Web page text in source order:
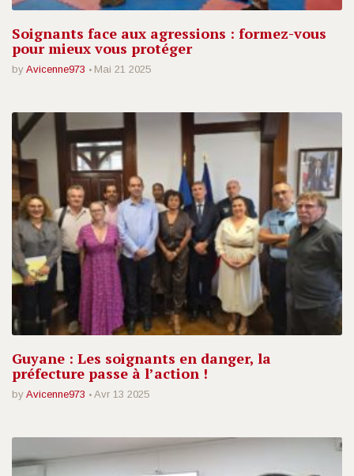
Soignants face aux agressions : formez-vous
pour mieux vous protéger
by Avicenne973 Mai 21 2025
Guyane : Les soignants en danger, la
préfecture passe à l’action !
by Avicenne973 Avr 13 2025